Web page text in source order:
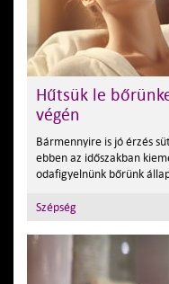
Hűtsük le
végén
Bármennyire is jó érzés
ebben az időszakban
odafigyelnünk bőrünk
Szépség